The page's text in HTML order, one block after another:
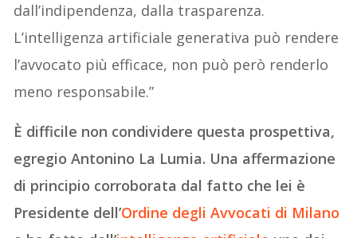
dall’indipendenza, dalla trasparenza.
L’intelligenza artificiale generativa può rendere
l’avvocato più efficace, non può però renderlo
meno responsabile.”
È difficile non condividere questa prospettiva,
egregio Antonino La Lumia. Una affermazione
di principio corroborata dal fatto che lei è
Presidente dell’Ordine degli Avvocati di Milano